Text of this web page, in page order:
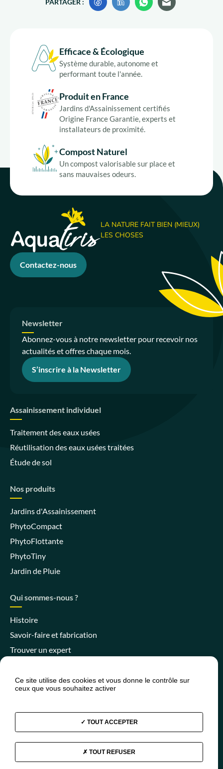
PARTAGER :
Efficace & Écologique
Système durable, autonome et
performant toute l'année.
Produit en France
Jardins d'Assainissement certifiés
Origine France Garantie, experts et
installateurs de proximité.
Compost Naturel
Un compost valorisable sur place et
sans mauvaises odeurs.
LA NATURE FAIT BIEN (MIEUX)
LES CHOSES
Contactez-nous
Newsletter
Abonnez-vous à notre newsletter pour recevoir nos
actualités et offres chaque mois.
S’inscrire à la Newsletter
Assainissement individuel
Traitement des eaux usées
Réutilisation des eaux usées traitées
Étude de sol
Nos produits
Jardins d'Assainissement
PhytoCompact
PhytoFlottante
PhytoTiny
Jardin de Pluie
Qui sommes-nous ?
Histoire
Savoir-faire et fabrication
Trouver un expert
Actualités
FAQ
YoutubeLinkedin
Ce site utilise des cookies et vous donne le contrôle sur
ceux que vous souhaitez activer
TOUT ACCEPTER
TOUT REFUSER